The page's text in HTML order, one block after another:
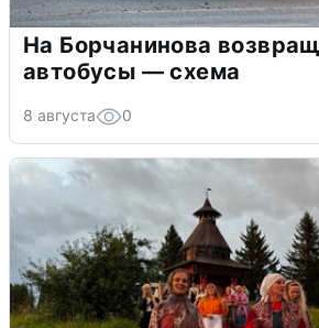
На Борчанинова
автобусы — схема
8 августа 0